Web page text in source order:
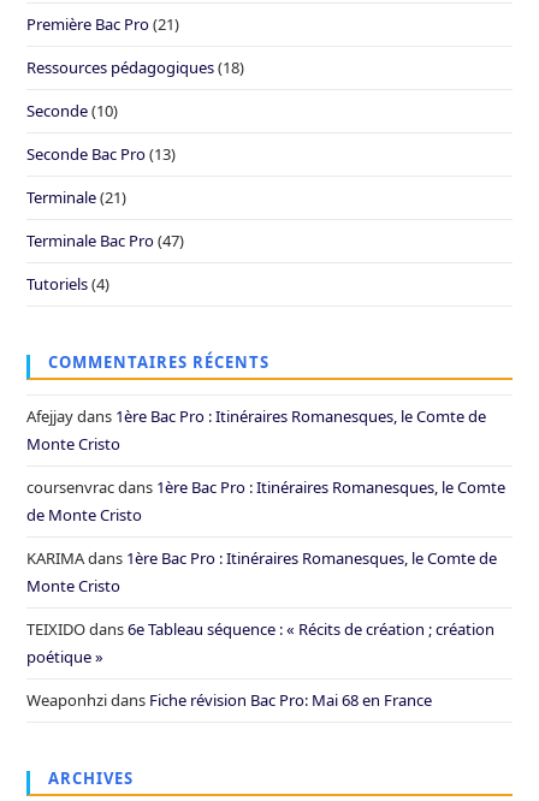
Première Bac Pro(21)
Ressources pédagogiques(18)
Seconde(10)
Seconde Bac Pro(13)
Terminale(21)
Terminale Bac Pro(47)
Tutoriels(4)
COMMENTAIRES RÉCENTS
Afejjaydans 1ère Bac Pro : Itinéraires Romanesques, le Comte de
Monte Cristo
coursenvracdans 1ère Bac Pro : Itinéraires Romanesques, le Comte
de Monte Cristo
KARIMAdans 1ère Bac Pro : Itinéraires Romanesques, le Comte de
Monte Cristo
TEIXIDOdans6e Tableau séquence : « Récits de création ; création
poétique »
Weaponhzidans Fiche révision Bac Pro: Mai 68 en France
ARCHIVES